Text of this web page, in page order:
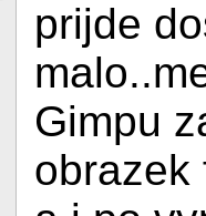
prijde
Gimpu
obrazek